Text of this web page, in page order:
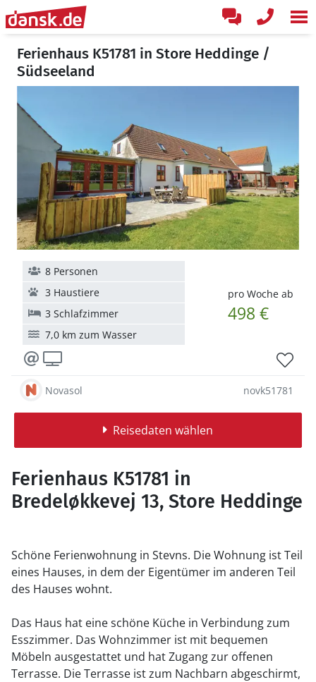
Ferienhaus K51781 in Store Heddinge /
Südseeland
pro Woche ab
498 €
8 Personen
3 Haustiere
3 Schlafzimmer
7,0 km zum Wasser
Novasol novk51781
Reisedaten wählen
Ferienhaus K51781 in
Bredeløkkevej 13, Store Heddinge
Schöne Ferienwohnung in Stevns. Die Wohnung ist Teil
eines Hauses, in dem der Eigentümer im anderen Teil
des Hauses wohnt.
Das Haus hat eine schöne Küche in Verbindung zum
Esszimmer. Das Wohnzimmer ist mit bequemen
Möbeln ausgestattet und hat Zugang zur offenen
Terrasse. Die Terrasse ist zum Nachbarn abgeschirmt,